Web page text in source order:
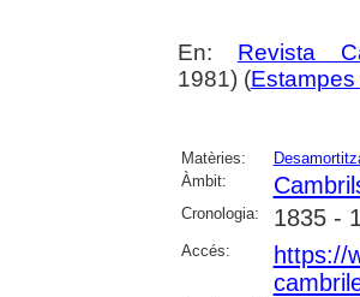
En: Revista
1981) (
Matèries:
Àmbit:
Cronologia: 1835 -
Accés:
https://